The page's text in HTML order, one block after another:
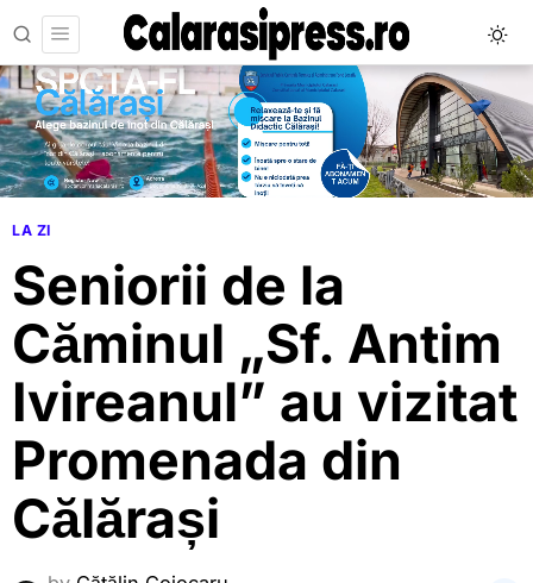
LA ZI
Seniorii de la
Căminul „Sf. Antim
Ivireanul” au vizitat
Promenada din
Călărași